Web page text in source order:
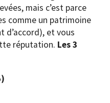
mais c’est parce
comme un patrimoine
d’accord), et vous
réputation. Les 3